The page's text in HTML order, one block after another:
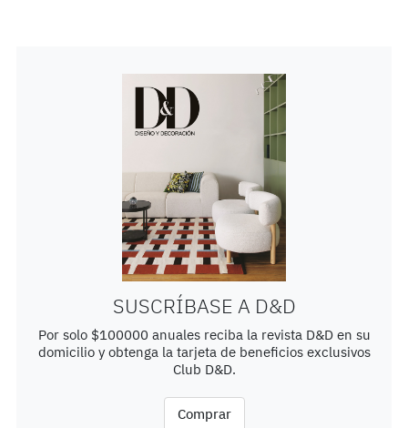
SUSCRÍBASE A D&D
Por solo $100000 anuales reciba la revista D&D en su
domicilio y obtenga la tarjeta de beneficios exclusivos
Club D&D.
Comprar